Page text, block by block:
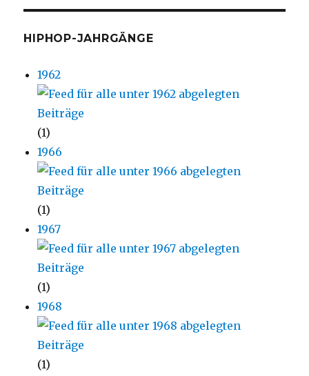
HIPHOP-JAHRGÄNGE
1962
(1)
1966
(1)
1967
(1)
1968
(1)